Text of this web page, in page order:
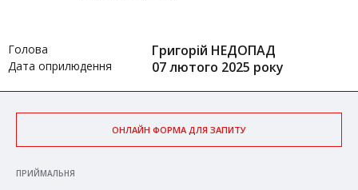
Голова Григорій НЕДОПАД
Дата оприлюдення 07 лютого 2025 року
ОНЛАЙН ФОРМА ДЛЯ ЗАПИТУ
ПРИЙМАЛЬНЯ